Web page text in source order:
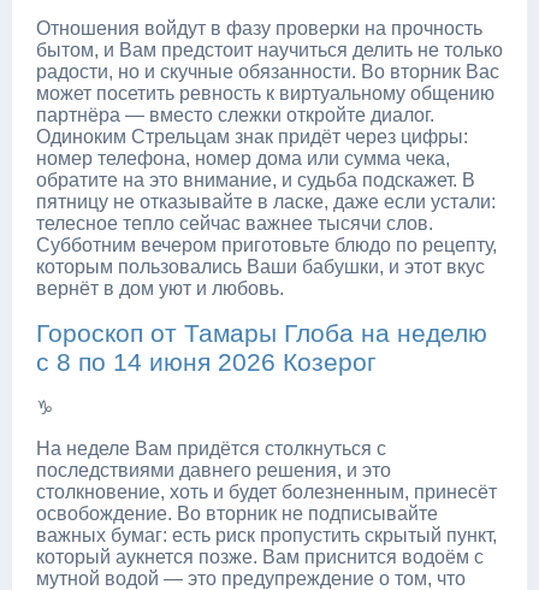
Отношения войдут в фазу проверки на прочность
бытом, и Вам предстоит научиться делить не только
радости, но и скучные обязанности. Во вторник Вас
может посетить ревность к виртуальному общению
партнёра — вместо слежки откройте диалог.
Одиноким Стрельцам знак придёт через цифры:
номер телефона, номер дома или сумма чека,
обратите на это внимание, и судьба подскажет. В
пятницу не отказывайте в ласке, даже если устали:
телесное тепло сейчас важнее тысячи слов.
Субботним вечером приготовьте блюдо по рецепту,
которым пользовались Ваши бабушки, и этот вкус
вернёт в дом уют и любовь.
Гороскоп от Тамары Глоба на неделю
с 8 по 14 июня 2026 Козерог
♑
На неделе Вам придётся столкнуться с
последствиями давнего решения, и это
столкновение, хоть и будет болезненным, принесёт
освобождение. Во вторник не подписывайте
важных бумаг: есть риск пропустить скрытый пункт,
который аукнется позже. Вам приснится водоём с
мутной водой — это предупреждение о том, что